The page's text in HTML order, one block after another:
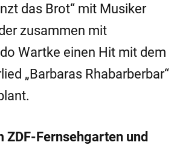
das Brot“ mit Musiker
zusammen mit
Wartke einen Hit mit dem
„Barbaras Rhabarberbar“
ZDF-Fernsehgarten und